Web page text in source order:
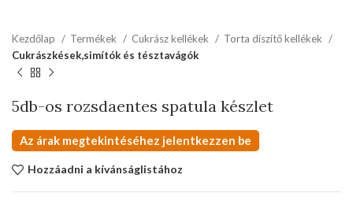
Kezdőlap Termékek Cukrász kellékek
Torta díszítő kellékek
Cukrászkések,simítók és tésztavágók
5db-os rozsdaentes spatula készlet
Az árak megtekintéséhez jelentkezzen be
Hozzáadni a kívánságlistához